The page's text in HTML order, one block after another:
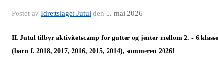
Postet av Idrettslaget Jutul den 5. mai 2026
IL Jutul tilbyr aktivitetscamp for gutter og jenter mellom 2. - 6.klasse
(barn f. 2018, 2017, 2016, 2015, 2014), sommeren 2026!